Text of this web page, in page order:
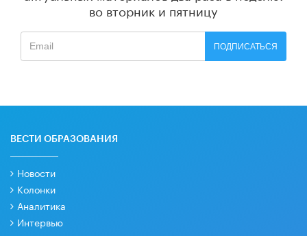
во вторник и пятницу
ПОДПИСАТЬСЯ
ВЕСТИ ОБРАЗОВАНИЯ
Новости
Колонки
Аналитика
Интервью